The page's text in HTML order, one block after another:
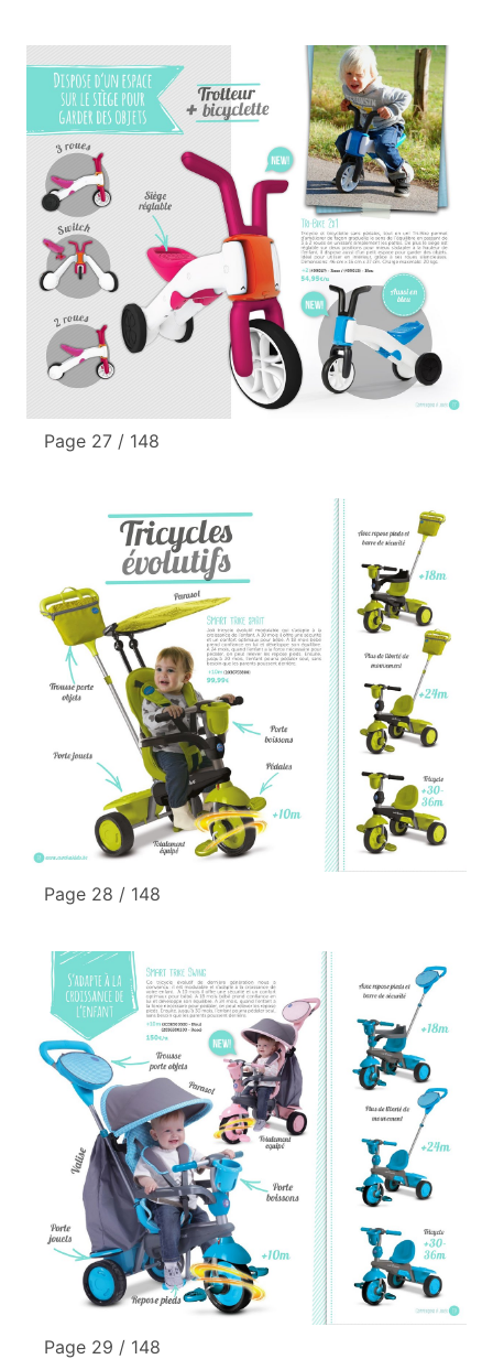
Page 27 / 148
Page 28 / 148
Page 29 / 148